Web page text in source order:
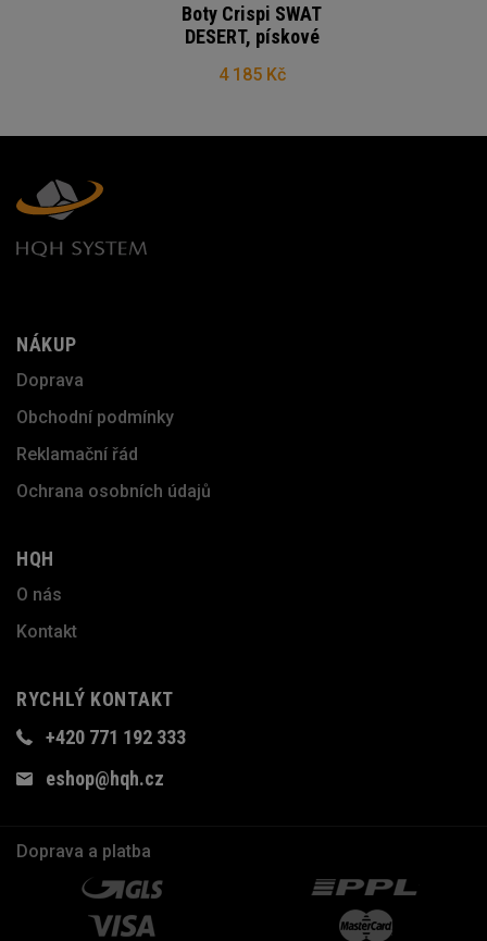
Boty Crispi SWAT
DESERT, pískové
4 185 Kč
NÁKUP
Doprava
Obchodní podmínky
Reklamační řád
Ochrana osobních údajů
HQH
O nás
Kontakt
RYCHLÝ KONTAKT
+420 771 192 333
eshop@hqh.cz
Doprava a platba